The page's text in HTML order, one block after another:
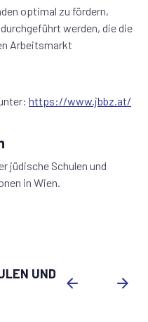
optimal zu fördern,
wer­den, die die
Arbeitsmarkt
https://www.jbbz.at/
jüdische Schulen und
in Wien.
UND